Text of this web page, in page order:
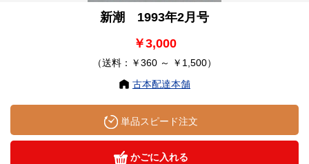
新潮 1993年2月号
￥3,000
（送料：￥360 ～ ￥1,500）
古本配達本舗
単品スピード注文
かごに入れる